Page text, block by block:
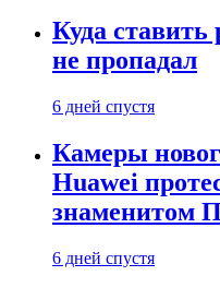
Куда
не пропадал
6 дней спустя
Камеры
Huawei
знаменитом
6 дней спустя